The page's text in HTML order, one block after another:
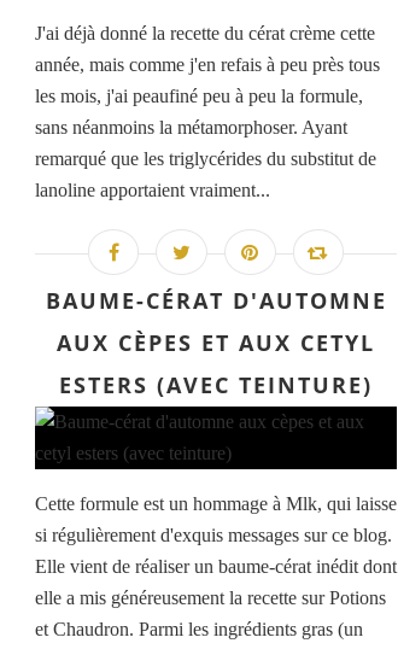
J'ai déjà donné la recette du cérat crème cette
année, mais comme j'en refais à peu près tous
les mois, j'ai peaufiné peu à peu la formule,
sans néanmoins la métamorphoser. Ayant
remarqué que les triglycérides du substitut de
lanoline apportaient vraiment...
BAUME-CÉRAT D'AUTOMNE
AUX CÈPES ET AUX CETYL
ESTERS (AVEC TEINTURE)
Cette formule est un hommage à Mlk, qui laisse
si régulièrement d'exquis messages sur ce blog.
Elle vient de réaliser un baume-cérat inédit dont
elle a mis généreusement la recette sur Potions
et Chaudron. Parmi les ingrédients gras (un